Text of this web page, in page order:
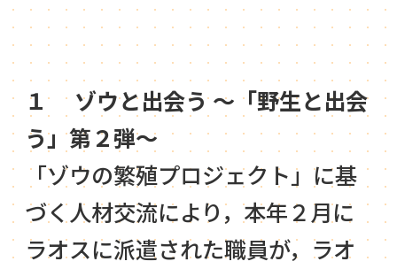
１ ゾウと出会う ～「野生と出会
う」第２弾～
「ゾウの繁殖プロジェクト」に基
づく人材交流により，本年２月に
ラオスに派遣された職員が，ラオ